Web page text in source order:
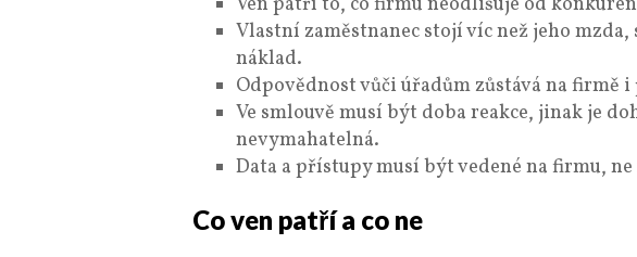
Vlastní zaměstnanec stojí víc než jeho
náklad.
Odpovědnost vůči úřadům zůstává na firmě
Ve smlouvě musí být doba reakce, jinak je
nevymahatelná.
Data a přístupy musí být vedené na firmu,
Co ven patří a co ne